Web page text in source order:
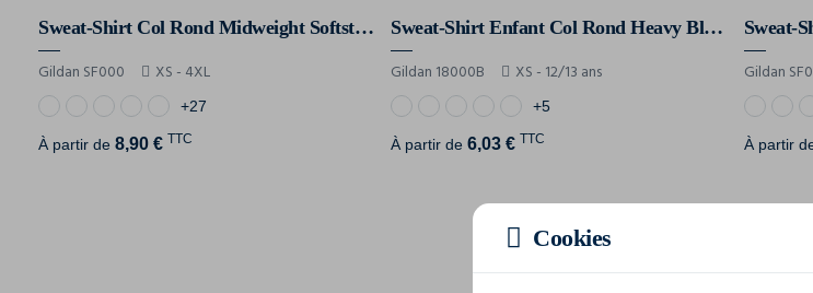
Sweat-Shirt Col Rond Midweight Softstyle
Gildan SF000 XS - 4XL
+27
À partir de 8,90 € TTC
Sweat-Shirt Enfant Col Rond Heavy Blend™
Gildan 18000B XS - 12/13 ans
+5
À partir de6,03 € TTC
Sweat-
Gildan
À partir
Cookies